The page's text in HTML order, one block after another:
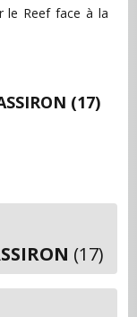
le Reef face à la
(17)
(17)